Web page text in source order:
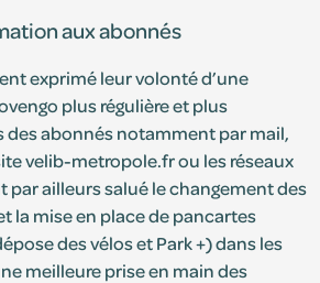
aux abonnés
exprimé leur volonté d’une
plus régulière et plus
des abonnés notamment par mail,
velib-metropole.fr ou les réseaux
par ailleurs salué le changement des
la mise en place de pancartes
des vélos et Park +) dans les
meilleure prise en main des